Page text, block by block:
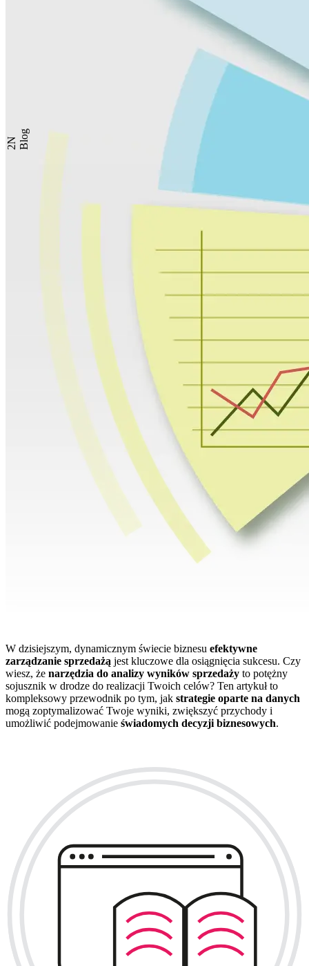
2N Blog
W dzisiejszym, dynamicznym świecie biznesu efektywne
zarządzanie sprzedażą jest kluczowe dla osiągnięcia sukcesu. Czy
wiesz, że narzędzia do analizy wyników sprzedaży to potężny
sojusznik w drodze do realizacji Twoich celów? Ten artykuł to
kompleksowy przewodnik po tym, jak strategie oparte na danych
mogą zoptymalizować Twoje wyniki, zwiększyć przychody i
umożliwić podejmowanie świadomych decyzji biznesowych.